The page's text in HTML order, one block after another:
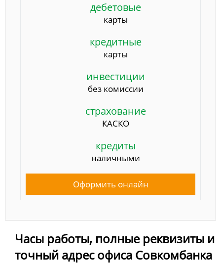
дебетовые
карты
кредитные
карты
инвестиции
без комиссии
страхование
КАСКО
кредиты
наличными
Оформить онлайн
Часы работы, полные реквизиты и
точный адрес офиса Совкомбанка